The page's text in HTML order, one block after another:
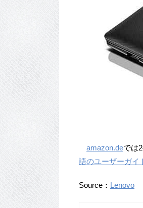
amazon.deでは
語のユーザーガイ
Source： Lenovo